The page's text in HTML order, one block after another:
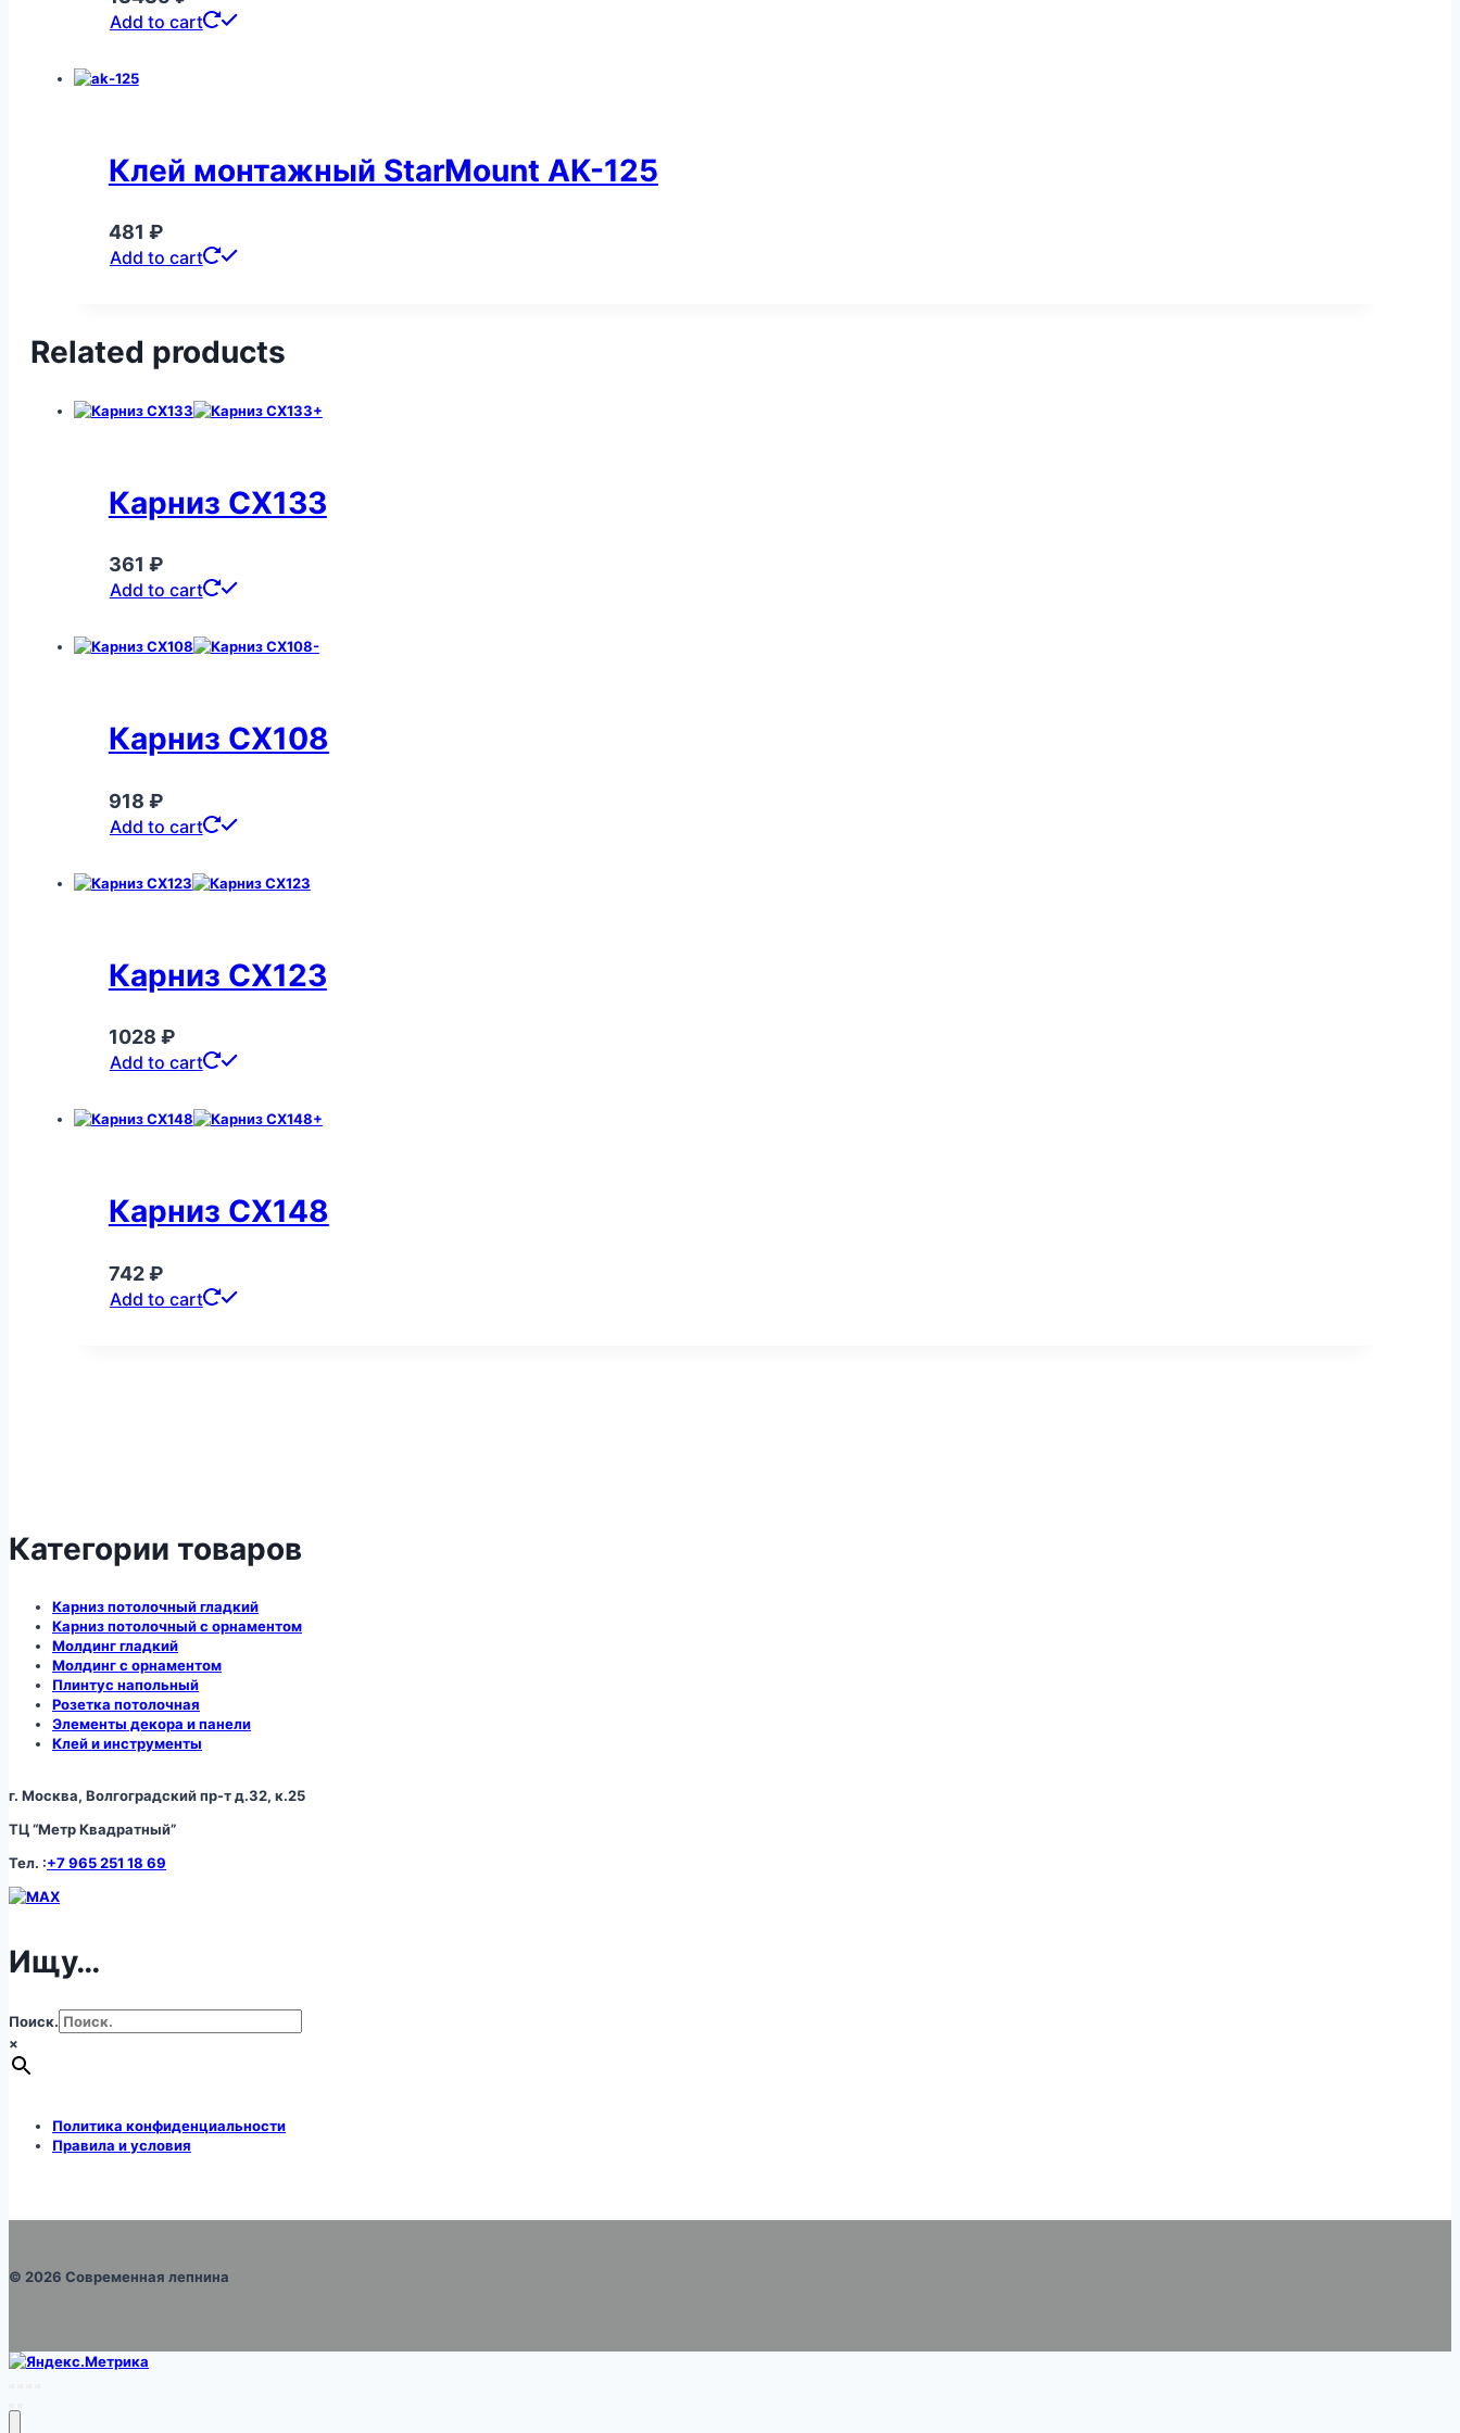
Add to cart
Клей монтажный StarMount AK-125
481 ₽
Add to cart
Related products
Карниз CX133
361 ₽
Add to cart
Карниз CX108
918 ₽
Add to cart
Карниз CX123
1028 ₽
Add to cart
Карниз CX148
742₽
Add to cart
Категории товаров
Карниз потолочный гладкий
Карниз потолочный с орнаментом
Молдинг гладкий
Молдинг с орнаментом
Плинтус напольный
Розетка потолочная
Элементы декора и панели
Клей и инструменты
г. Москва, Волгоградский пр-т д.32, к.25
ТЦ “Метр Квадратный”
Тел. :+7 965 251 18 69
Ищу…
Поиск.
×
Политика конфиденциальности
Правила и условия
© 2026 Современная лепнина